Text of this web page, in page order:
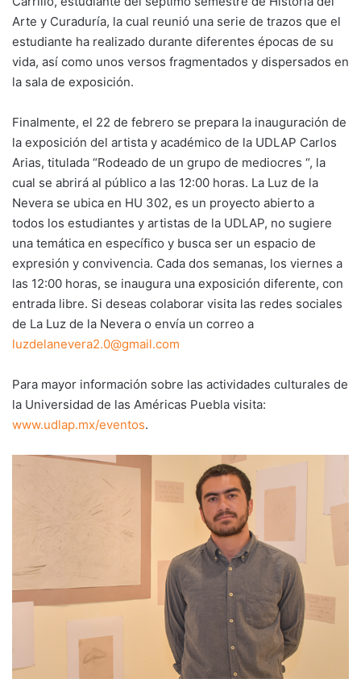
Arte y Curaduría, la cual reunió una serie de trazos que el
estudiante ha realizado durante diferentes épocas de su
vida, así como unos versos fragmentados y dispersados en
la sala de exposición.
Finalmente, el 22 de febrero se prepara la inauguración de
la exposición del artista y académico de la UDLAP Carlos
Arias, titulada “Rodeado de un grupo de mediocres “, la
cual se abrirá al público a las 12:00 horas. La Luz de la
Nevera se ubica en HU 302, es un proyecto abierto a
todos los estudiantes y artistas de la UDLAP, no sugiere
una temática en específico y busca ser un espacio de
expresión y convivencia. Cada dos semanas, los viernes a
las 12:00 horas, se inaugura una exposición diferente, con
entrada libre. Si deseas colaborar visita las redes sociales
de La Luz de la Nevera o envía un correo a
luzdelanevera2.0@gmail.com
Para mayor información sobre las actividades culturales de
la Universidad de las Américas Puebla visita:
www.udlap.mx/eventos.